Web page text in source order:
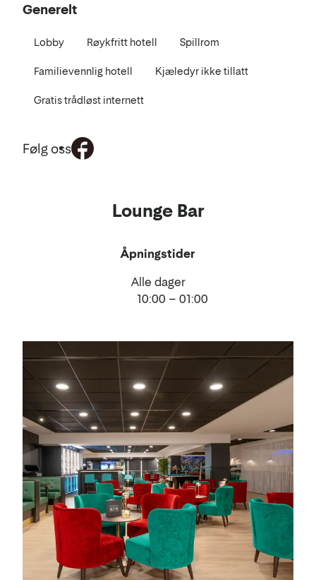
Generelt
Lobby Røykfritt hotell Spillrom
Familievennlig hotell Kjæledyr ikke tillatt
Gratis trådløst internett
Følg oss
Lounge Bar
Åpningstider
Alle dager
10:00 – 01:00